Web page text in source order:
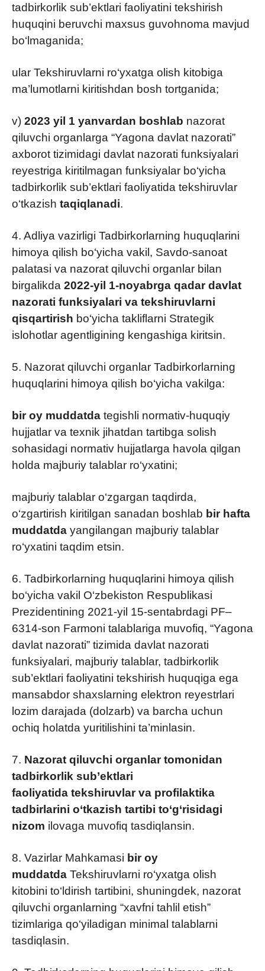
tadbirkorlik sub’ektlari faoliyatini tekshirish
huquqini beruvchi maxsus guvohnoma mavjud
bo‘lmaganida;
ular Tekshiruvlarni ro‘yxatga olish kitobiga
ma’lumotlarni kiritishdan bosh tortganida;
v) 2023 yil 1 yanvardan boshlab nazorat
qiluvchi organlarga “Yagona davlat nazorati”
axborot tizimidagi davlat nazorati funksiyalari
reyestriga kiritilmagan funksiyalar bo‘yicha
tadbirkorlik sub’ektlari faoliyatida tekshiruvlar
o‘tkazish taqiqlanadi.
4. Adliya vazirligi Tadbirkorlarning huquqlarini
himoya qilish bo‘yicha vakil, Savdo-sanoat
palatasi va nazorat qiluvchi organlar bilan
birgalikda 2022-yil 1-noyabrga qadar davlat
nazorati funksiyalari va tekshiruvlarni
qisqartirish bo‘yicha takliflarni Strategik
islohotlar agentligining kengashiga kiritsin.
5. Nazorat qiluvchi organlar Tadbirkorlarning
huquqlarini himoya qilish bo‘yicha vakilga:
bir oy muddatda tegishli normativ-huquqiy
hujjatlar va texnik jihatdan tartibga solish
sohasidagi normativ hujjatlarga havola qilgan
holda majburiy talablar ro‘yxatini;
majburiy talablar o‘zgargan taqdirda,
o‘zgartirish kiritilgan sanadan boshlab bir hafta
muddatda yangilangan majburiy talablar
ro‘yxatini taqdim etsin.
6. Tadbirkorlarning huquqlarini himoya qilish
bo‘yicha vakil O‘zbekiston Respublikasi
Prezidentining 2021-yil 15-sentabrdagi PF–
6314-son Farmoni talablariga muvofiq, “Yagona
davlat nazorati” tizimida davlat nazorati
funksiyalari, majburiy talablar, tadbirkorlik
sub’ektlari faoliyatini tekshirish huquqiga ega
mansabdor shaxslarning elektron reyestrlari
lozim darajada (dolzarb) va barcha uchun
ochiq holatda yuritilishini ta’minlasin.
7. Nazorat qiluvchi organlar tomonidan
tadbirkorlik sub’ektlari
faoliyatida tekshiruvlar va profilaktika
tadbirlarini o‘tkazish tartibi to‘g‘risidagi
nizom ilovaga muvofiq tasdiqlansin.
8. Vazirlar Mahkamasi bir oy
muddatda Tekshiruvlarni ro‘yxatga olish
kitobini to‘ldirish tartibini, shuningdek, nazorat
qiluvchi organlarning “xavfni tahlil etish”
tizimlariga qo‘yiladigan minimal talablarni
tasdiqlasin.